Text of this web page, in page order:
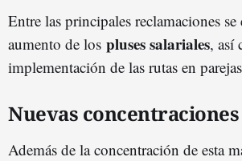
Entre las principales reclamaciones se
aumento de los pluses salariales, así
implementación de las rutas en
Nuevas concentraciones
Además de la concentración de esta